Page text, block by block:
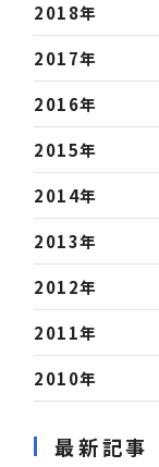
2018年
2017年
2016年
2015年
2014年
2013年
2012年
2011年
2010年
最新記事